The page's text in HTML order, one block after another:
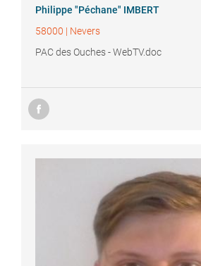
Philippe "Péchane" IMBERT
58000 | Nevers
PAC des Ouches - WebTV.doc